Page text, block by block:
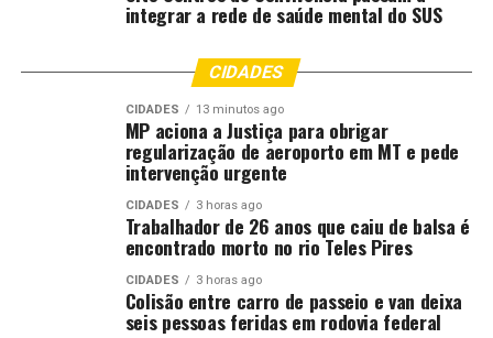
Ministério da Saúde (SE/MS), que destacou a
consolidação do SUS. “Não se constrói política pública
de forma isolada. A regionalização precisa ser pensada
com quem está na ponta, nos territórios e nos serviços.
Por isso, esse diálogo é essencial”.
A discussão contou ainda com a participação de
representantes das secretarias de Saúde Indígena, de
Vigilância em Saúde e Ambiente , deAtenção Primária à
Atenção Especializada
Saúde; além de integrantes da Secretaria de Estado da
Saúde do Amazonas e da Organização Pan-Americana da
integrar a rede de saúde mental do SUS
CIDADES
CIDADES 13 minutos ago
MP aciona a Justiça para obrigar
regularização de aeroporto em MT e pede
intervenção urgente
CIDADES 3 horas ago
Trabalhador de 26 anos que caiu de balsa é
encontrado morto no rio Teles Pires
CIDADES 3 horas ago
Colisão entre carro de passeio e van deixa
seis pessoas feridas em rodovia federal